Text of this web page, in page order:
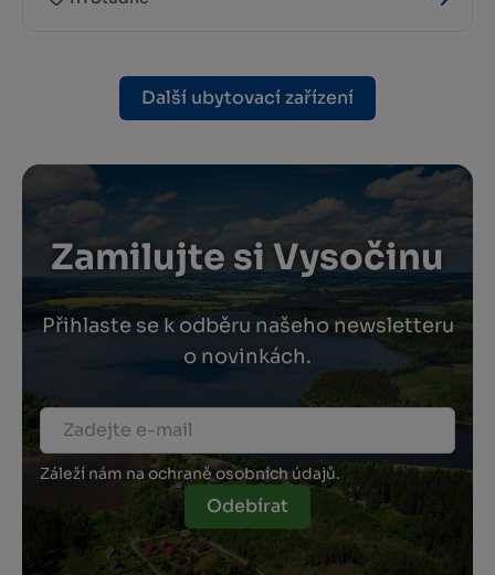
Další ubytovací zařízení
Zamilujte si Vysočinu
Přihlaste se k odběru našeho newsletteru
o novinkách.
Záleží nám na ochraně osobních údajů.
Odebírat